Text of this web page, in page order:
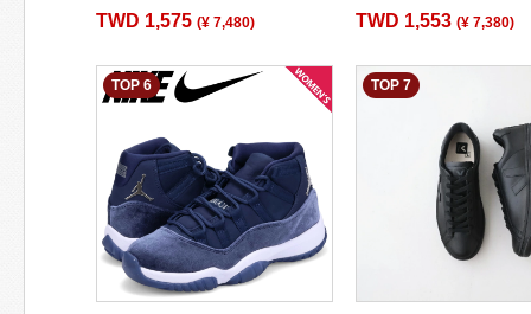
[送料無料][トングサンダル/ビーチ
サンダル/リカ…
TWD 1,575 (¥ 7,480)
Oorigina メンズ レディー
ツサンダル ビー…
TWD 1,553(¥ 7,380)
TOP 6 TOP 7